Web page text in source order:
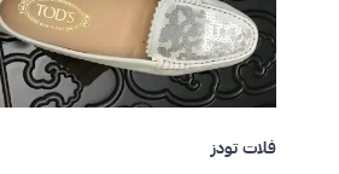
فلات تودز